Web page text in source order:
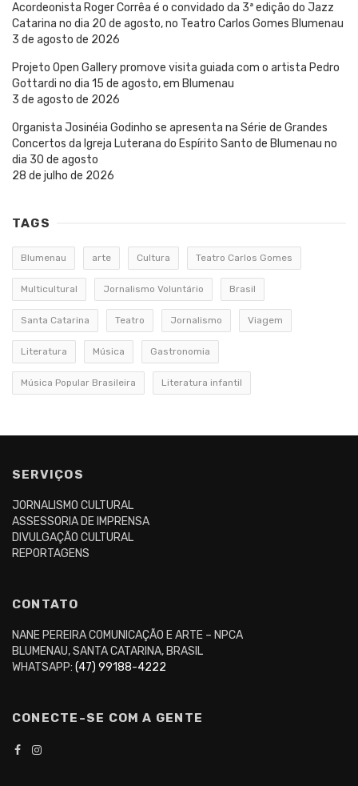
Acordeonista Roger Corrêa é o convidado da 3ª edição do Jazz
Catarina no dia 20 de agosto, no Teatro Carlos Gomes Blumenau
3 de agosto de 2026
Projeto Open Gallery promove visita guiada com o artista Pedro
Gottardi no dia 15 de agosto, em Blumenau
3 de agosto de 2026
Organista Josinéia Godinho se apresenta na Série de Grandes
Concertos da Igreja Luterana do Espírito Santo de Blumenau no
dia 30 de agosto
28 de julho de 2026
TAGS
Blumenau arte Cultura Teatro Carlos Gomes
Multicultural Jornalismo Voluntário Brasil
Santa Catarina Teatro Jornalismo Viagem
Literatura Música Gastronomia
Música Popular Brasileira Literatura infantil
SERVIÇOS
JORNALISMO CULTURAL
ASSESSORIA DE IMPRENSA
DIVULGAÇÃO CULTURAL
REPORTAGENS
CONTATO
NANE PEREIRA COMUNICAÇÃO E ARTE – NPCA
BLUMENAU, SANTA CATARINA, BRASIL
WHATSAPP: (47) 99188-4222
CONECTE-SE COM A GENTE